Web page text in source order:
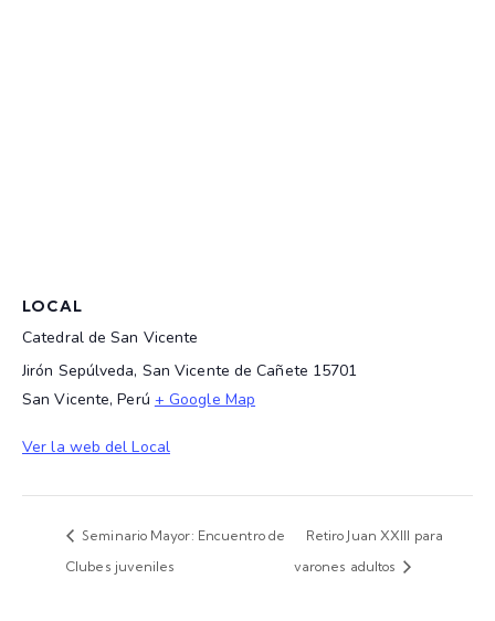
LOCAL
Catedral de San Vicente
Jirón Sepúlveda, San Vicente de Cañete 15701
San Vicente, Perú + Google Map
Ver la web del Local
Seminario Mayor: Encuentro de
Clubes juveniles
Retiro Juan XXIII para
varones adultos